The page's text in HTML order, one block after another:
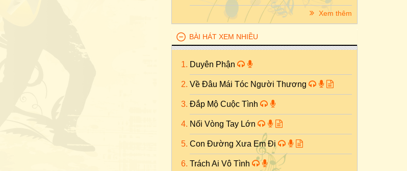
Xem thêm
BÀI HÁT XEM NHIỀU
Duyên Phận
Về Đâu Mái Tóc Người Thương
Đắp Mộ Cuộc Tình
Nối Vòng Tay Lớn
Con Đường Xưa Em Đi
Trách Ai Vô Tình